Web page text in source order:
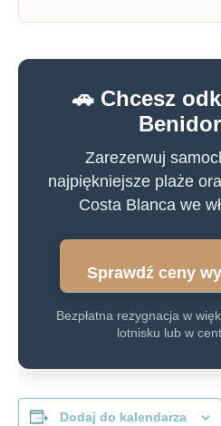
🚗 Chcesz
Zarezerwuj
najpiękniejsze plaże
Costa Blanca we
Sprawdź ceny
Bezpłatna rezygnacja w
lotnisku lub w
Dodaj do kalendarza